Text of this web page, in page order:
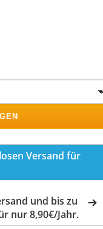
Versand für
und bis zu
nur 8,90€/Jahr.